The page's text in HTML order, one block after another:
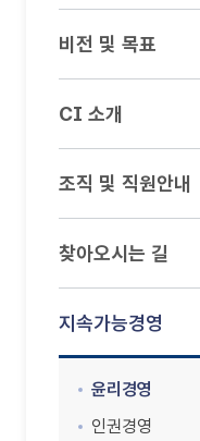
비전 및 목표
CI 소개
조직 및 직원안내
찾아오시는 길
지속가능경영
윤리경영
인권경영